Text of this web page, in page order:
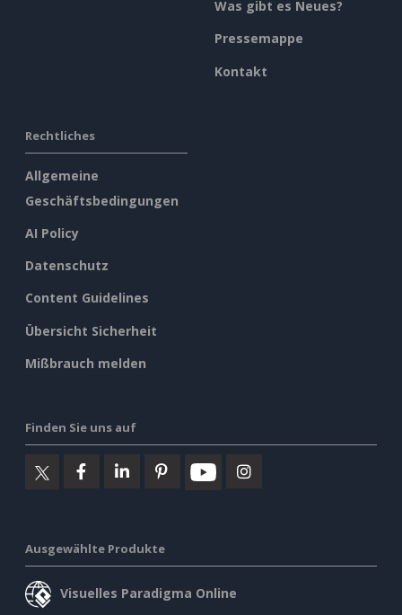
Was gibt es Neues?
Pressemappe
Kontakt
Rechtliches
Allgemeine
Geschäftsbedingungen
AI Policy
Datenschutz
Content Guidelines
Übersicht Sicherheit
Mißbrauch melden
Finden Sie uns auf
Ausgewählte Produkte
Visuelles Paradigma Online